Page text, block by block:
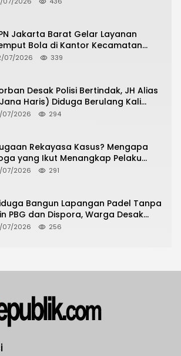
Jakarta Barat Gelar Layanan
Bola di Kantor Kecamatan
Petamburan, Warga Antusias
07/2026 339
Desak Polisi Bertindak, JH Alias
Haris) Diduga Berulang Kali
Modus Sewa Motor Tanpa
07/2026 294
Rekayasa Kasus? Mengapa
yang Ikut Menangkap Pelaku
Toko Ponsel di Pancur Batu
07/2026 291
Bangun Lapangan Padel Tanpa
PBG dan Dispora, Warga Desak
dan Dispora Jakarta Barat
07/2026 256